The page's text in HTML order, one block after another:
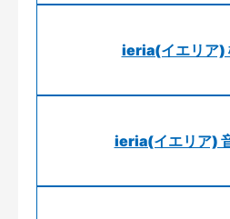
ieria(イエリア)
ieria(イエリア)